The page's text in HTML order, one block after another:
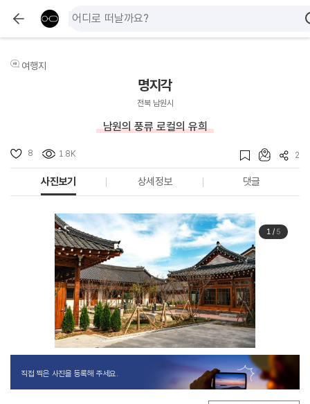
여행지
명지각
전북 남원시
남원의 풍류 로컬의 유희
8 1.8K 2
사진보기 상세정보 댓글
1/ 5
직접 찍은 사진을 등록해 주세요.